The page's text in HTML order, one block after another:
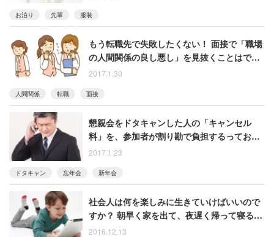
お泊り 先輩 服装
もう転職先で失敗したくない！ 面接で「職場
の人間関係の良し悪し」を見抜くことはでき
ないのか？
2017.1.30
人間関係 転職 面接
懇親会をドタキャンした人の「キャンセル
料」を、参加者が割り勘で負担するっておか
しくないですか？
2017.1.23
ドタキャン 忘年会 新年会
社会人は何を楽しみに生きていけばいいので
すか？ 朝早く家を出て、夜遅く帰って寝るだ
けの日々では虚しすぎる
2016.12.13